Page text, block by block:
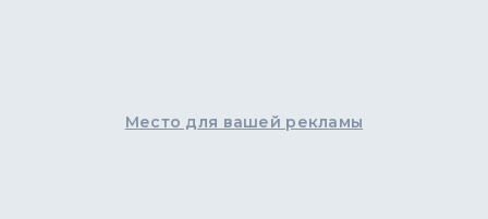
Место для вашей рекламы